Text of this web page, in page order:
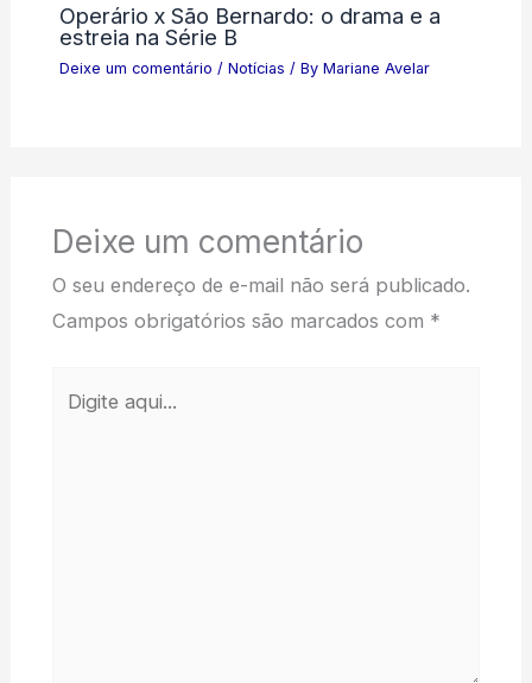
Operário x São Bernardo: o drama e a
estreia na Série B
Deixe um comentário / Notícias / By Mariane Avelar
Deixe um comentário
O seu endereço de e-mail não será publicado.
Campos obrigatórios são marcados com *
aqui...